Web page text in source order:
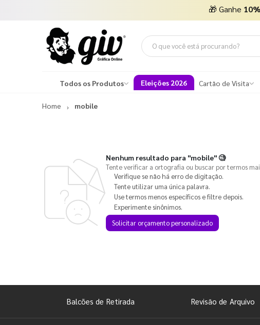
🎁 Ganhe
Todos os Produtos Eleições 2026 Cartão de Visita
Home mobile
Nenhum resultado para "mobile"🧐
Tente verificar a ortografia ou buscar por termos
Verifique se não há erro de digitação.
Tente utilizar uma única palavra.
Use termos menos específicos e filtre depois.
Experimente sinônimos.
Solicitar orçamento personalizado
Balcões de Retirada Revisão de Arquivo